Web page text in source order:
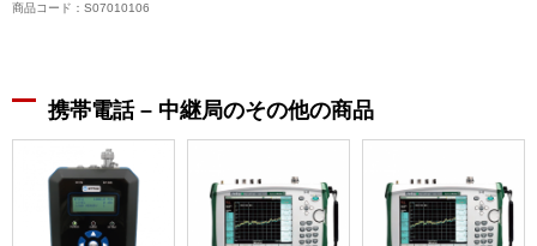
商品コード：S07010106
携帯電話 – 中継局のその他の商品